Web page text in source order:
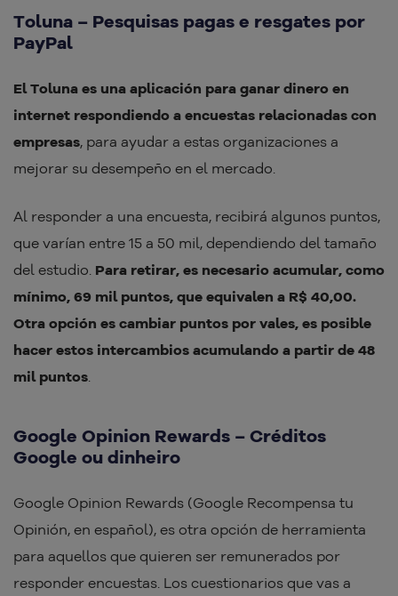
Toluna – Pesquisas pagas e resgates por
PayPal
El Toluna es una aplicación para ganar dinero en
internet respondiendo a encuestas relacionadas con
empresas, para ayudar a estas organizaciones a
mejorar su desempeño en el mercado.
Al responder a una encuesta, recibirá algunos puntos,
que varían entre 15 a 50 mil, dependiendo del tamaño
del estudio. Para retirar, es necesario acumular, como
mínimo, 69 mil puntos, que equivalen a R$ 40,00.
Otra opción es cambiar puntos por vales, es posible
hacer estos intercambios acumulando a partir de 48
mil puntos
Google Opinion Rewards – Créditos
Google ou dinheiro
Google Opinion Rewards (Google Recompensa tu
Opinión, en español), es otra opción de herramienta
para aquellos que quieren ser remunerados por
responder encuestas. Los cuestionarios que vas a